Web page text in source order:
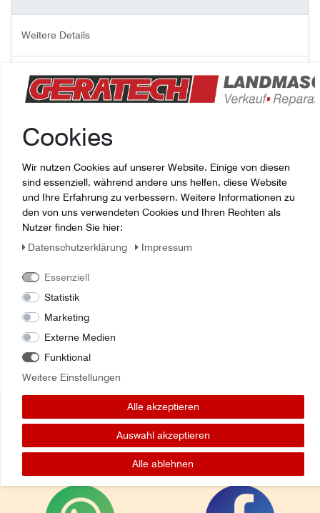
Weitere Details
Fragen zum Artikel
Cookies
Wir nutzen Cookies auf unserer Website. Einige von diesen
sind essenziell, während andere uns helfen, diese Website
und Ihre Erfahrung zu verbessern. Weitere Informationen zu
den von uns verwendeten Cookies und Ihren Rechten als
Nutzer finden Sie hier:
Daten­schutz­erklärung
Impressum
Essenziell
Statistik
Marketing
Externe Medien
Funktional
Weitere Einstellungen
Alle akzeptieren
Auswahl akzeptieren
Alle ablehnen